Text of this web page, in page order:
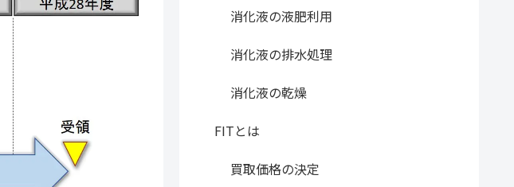
消化液の液肥利用
消化液の排水処理
消化液の乾燥
FITとは
買取価格の決定